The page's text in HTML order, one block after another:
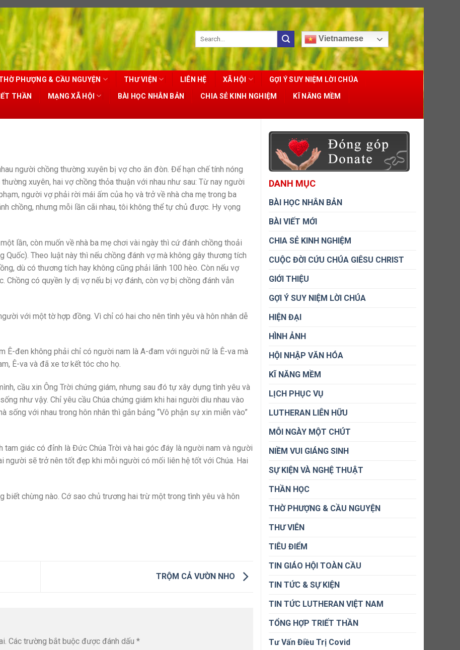
Vietnamese
PHƯỢNG & CẦU NGUYỆN THƯ VIỆN LIÊN HỆ XÃ HỘI GỢI Ý SUY NIỆM LỜI CHÚA
THẦN MẠNG XÃ HỘI BÀI HỌC NHÂN BẢN CHIA SẺ KINH NGHIỆM
KĨ NĂNG MỀM
người chồng thường xuyên bị vợ cho ăn đòn. Để hạn chế tính nóng
xuyên, hai vợ chồng thỏa thuận với nhau như sau: Từ nay người
người vợ phải rời mái ấm của họ và trở về nhà cha mẹ trong ba
chồng, nhưng mỗi lần cãi nhau, tôi không thể tự chủ được. Hy vọng
lần, còn muốn về nhà ba mẹ chơi vài ngày thì cứ đánh chồng thoải
Quốc). Theo luật này thì nếu chồng đánh vợ mà không gây thương tích
dù có thương tích hay không cũng phải lãnh 100 hèo. Còn nếu vợ
có quyền ly dị vợ nếu bị vợ đánh, còn vợ bị chồng đánh vẫn
với một tờ hợp đồng. Vì chỉ có hai cho nên tình yêu và hôn nhân dễ
Ê-đen không phải chỉ có người nam là A-đam với người nữ là Ê-va mà
Ê-va và đã xe tơ kết tóc cho họ.
cầu xin Ông Trời chứng giám, nhưng sau đó tự xây dựng tình yêu và
như vậy. Chỉ yêu cầu Chúa chứng giám khi hai người dìu nhau vào
sống với nhau trong hôn nhân thì gắn bảng “Vô phận sự xin miễn vào”
tam giác có đỉnh là Đức Chúa Trời và hai góc đáy là người nam và người
người sẽ trở nên tốt đẹp khi mỗi người có mối liên hệ tốt với Chúa. Hai
biết chừng nào. Cớ sao chủ trương hai trừ một trong tình yêu và hôn
TRỘM CẢ VƯỜN NHO
Các trường bắt buộc được đánh dấu *
DANH MỤC
BÀI HỌC NHÂN BẢN
BÀI VIẾT MỚI
CHIA SẺ KINH NGHIỆM
CUỘC ĐỜI CỨU CHÚA GIÊSU CHRIST
GIỚI THIỆU
GỢI Ý SUY NIỆM LỜI CHÚA
HIỆN ĐẠI
HÌNH ẢNH
HỘI NHẬP VĂN HÓA
KĨ NĂNG MỀM
LỊCH PHỤC VỤ
LUTHERAN LIÊN HỮU
MỖI NGÀY MỘT CHÚT
NIỀM VUI GIÁNG SINH
SỰ KIỆN VÀ NGHỆ THUẬT
THẦN HỌC
THỜ PHƯỢNG & CẦU NGUYỆN
THƯ VIÊN
TIÊU ĐIỂM
TIN GIÁO HỘI TOÀN CẦU
TIN TỨC & SỰ KIỆN
TIN TỨC LUTHERAN VIỆT NAM
TỔNG HỢP TRIẾT THẦN
Tư Vấn Điều Trị Covid